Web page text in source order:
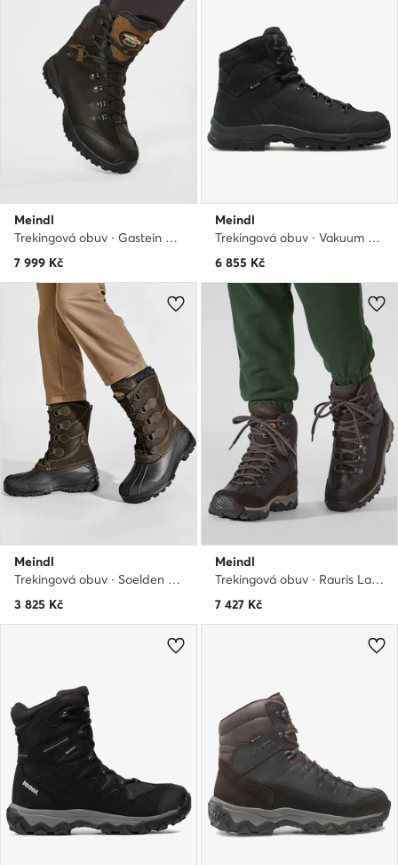
Meindl
Trekingová obuv · Gastein Gtx (R) GORE-TEX 7748 680241-1 · Černá
7 999 Kč
Meindl
Trekingová obuv · Vakuum Men Ultra 2849 · Tmavomodrá
6 855 Kč
Meindl
Trekingová obuv · Soelden 7776 · Hnědá
3 825 Kč
Meindl
Trekingová obuv · Rauris Lady Gtx GORE-TEX 7893 · Hnědá
7 427 Kč